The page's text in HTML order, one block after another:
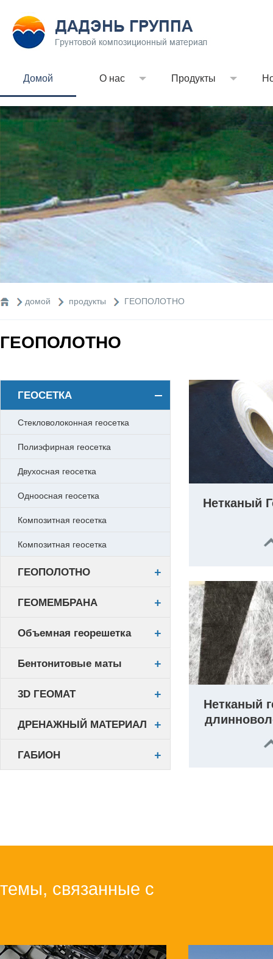
Домой О нас Продукты
домой продукты ГЕОПОЛОТНО
ГЕОПОЛОТНО
ГЕОСЕТКА
Стекловолоконная геосетка
Полиэфирная геосетка
Двухосная геосетка
Одноосная геосетка
Композитная геосетка
Композитная геосетка
ГЕОПОЛОТНО
ГЕОМЕМБРАНА
Объемная георешетка
Бентонитовые маты
3D ГЕОМАТ
ДРЕНАЖНЫЙ МАТЕРИАЛ
ГАБИОН
Нетканый
Нетканый
темы, связанные с